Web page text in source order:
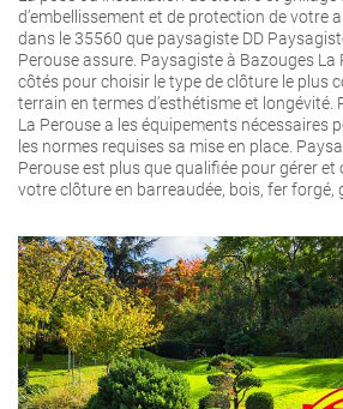
d’embellissement et de protection de votre
dans le 35560 que paysagiste DD
Perouse assure. Paysagiste à Bazouges La
côtés pour choisir le type de clôture le plus
terrain en termes d’esthétisme et longévité.
La Perouse a les équipements nécessaires
les normes requises sa mise en place.
Perouse est plus que qualifiée pour gérer et
votre clôture en barreaudée, bois, fer forgé,